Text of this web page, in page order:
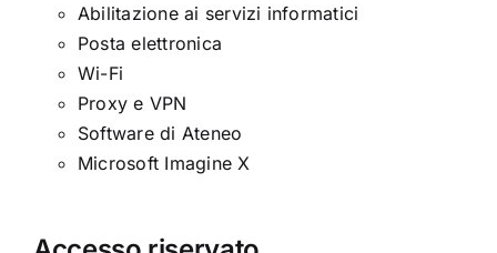
Abilitazione ai servizi informatici
Posta elettronica
Wi-Fi
Proxy e VPN
Software di Ateneo
Microsoft Imagine X